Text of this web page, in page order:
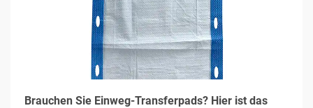
Brauchen Sie Einweg-Transferpads? Hier ist das